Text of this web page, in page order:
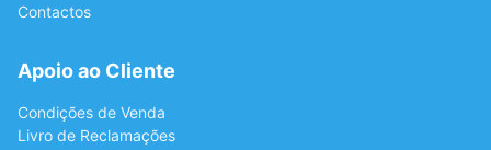
Contactos
Apoio ao Cliente
Condições de Venda
Livro de Reclamações